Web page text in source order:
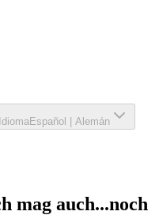
IdiomaEspañol Alemán
mag auch...noch